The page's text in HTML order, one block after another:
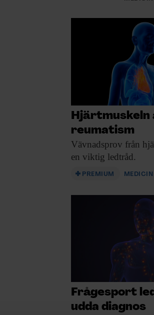
Hjärtmuskeln
reumatism
Vävnadsprov från
en viktig ledtråd.
PREMIUM
Frågesport
udda diagnos